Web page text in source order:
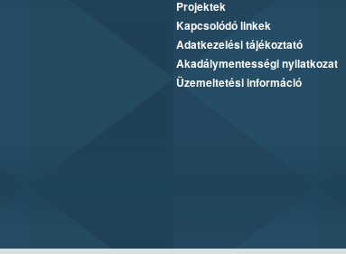
Projektek
Kapcsolódó linkek
Adatkezelési tájékoztató
Akadálymentességi nyilatkozat
Üzemeltetési információ